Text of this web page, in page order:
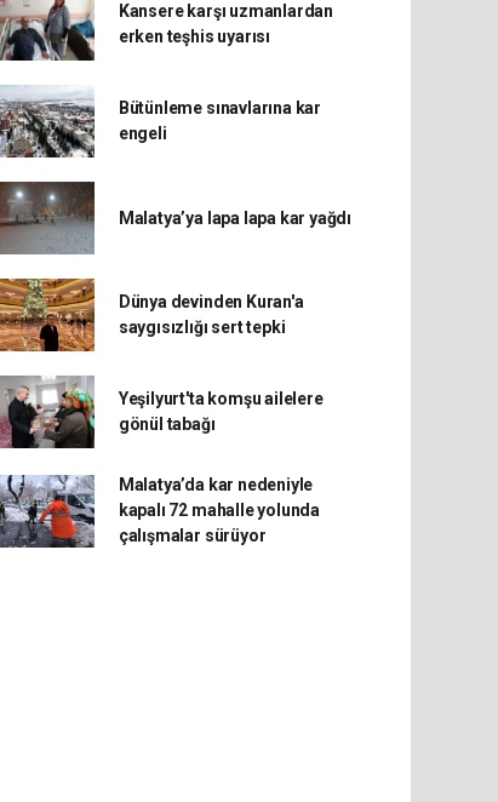
Kansere karşı uzmanlardan
erken teşhis uyarısı
Bütünleme sınavlarına kar
engeli
Malatya’ya lapa lapa kar yağdı
Dünya devinden Kuran'a
saygısızlığı sert tepki
Yeşilyurt'ta komşu ailelere
gönül tabağı
Malatya’da kar nedeniyle
kapalı 72 mahalle yolunda
çalışmalar sürüyor